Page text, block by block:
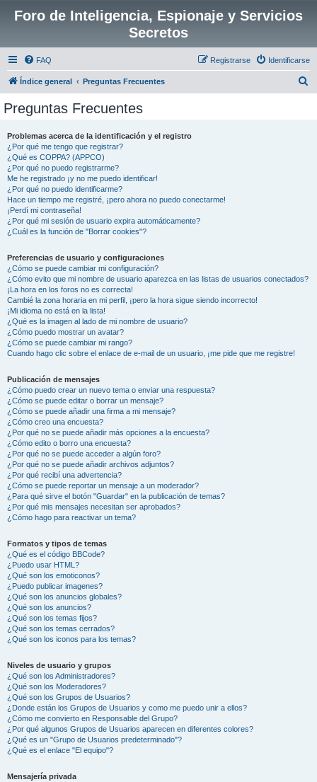
Foro de Inteligencia, Espionaje y Servicios
Secretos
FAQ Identificarse
Registrarse
Índice general Preguntas Frecuentes
Preguntas Frecuentes
Problemas acerca de la identificación y el registro
¿Por qué me tengo que registrar?
¿Qué es COPPA? (APPCO)
¿Por qué no puedo registrarme?
Me he registrado ¡y no me puedo identificar!
¿Por qué no puedo identificarme?
Hace un tiempo me registré, ¡pero ahora no puedo conectarme!
¡Perdí mi contraseña!
¿Por qué mi sesión de usuario expira automáticamente?
¿Cuál es la función de "Borrar cookies"?
Preferencias de usuario y configuraciones
¿Cómo se puede cambiar mi configuración?
¿Cómo evito que mi nombre de usuario aparezca en las listas de usuarios conectados?
¡La hora en los foros no es correcta!
Cambié la zona horaria en mi perfil, ¡pero la hora sigue siendo incorrecto!
¡Mi idioma no está en la lista!
¿Qué es la imagen al lado de mi nombre de usuario?
¿Cómo puedo mostrar un avatar?
¿Cómo se puede cambiar mi rango?
Cuando hago clic sobre el enlace de e-mail de un usuario, ¡me pide que me registre!
Publicación de mensajes
¿Cómo puedo crear un nuevo tema o enviar una respuesta?
¿Cómo se puede editar o borrar un mensaje?
¿Cómo se puede añadir una firma a mi mensaje?
¿Cómo creo una encuesta?
¿Por qué no se puede añadir más opciones a la encuesta?
¿Cómo edito o borro una encuesta?
¿Por qué no se puede acceder a algún foro?
¿Por qué no se puede añadir archivos adjuntos?
¿Por qué recibí una advertencia?
¿Cómo se puede reportar un mensaje a un moderador?
¿Para qué sirve el botón "Guardar" en la publicación de temas?
¿Por qué mis mensajes necesitan ser aprobados?
¿Cómo hago para reactivar un tema?
Formatos y tipos de temas
¿Qué es el código BBCode?
¿Puedo usar HTML?
¿Qué son los emoticonos?
¿Puedo publicar imagenes?
¿Qué son los anuncios globales?
¿Qué son los anuncios?
¿Qué son los temas fijos?
¿Qué son los temas cerrados?
¿Qué son los iconos para los temas?
Niveles de usuario y grupos
¿Qué son los Administradores?
¿Qué son los Moderadores?
¿Qué son los Grupos de Usuarios?
¿Donde están los Grupos de Usuarios y como me puedo unir a ellos?
¿Cómo me convierto en Responsable del Grupo?
¿Por qué algunos Grupos de Usuarios aparecen en diferentes colores?
¿Qué es un "Grupo de Usuarios predeterminado"?
¿Qué es el enlace "El equipo"?
Mensajería privada